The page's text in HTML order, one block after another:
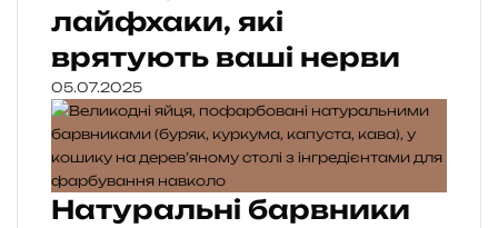
лайфхаки, які
врятують ваші нерви
05.07.2025
Натуральні барвники